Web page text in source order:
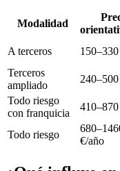
Modalidad
A terceros
Terceros
ampliado
Todo riesgo
con franquicia
Todo riesgo
€/año